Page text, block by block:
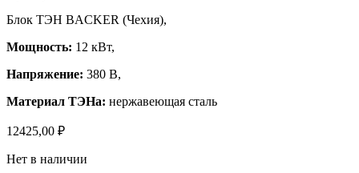
Блок ТЭН BACKER (Чехия),
Мощность: 12 кВт,
Напряжение: 380 В,
Материал ТЭНа: нержавеющая сталь
12425,00 ₽
Нет в наличии